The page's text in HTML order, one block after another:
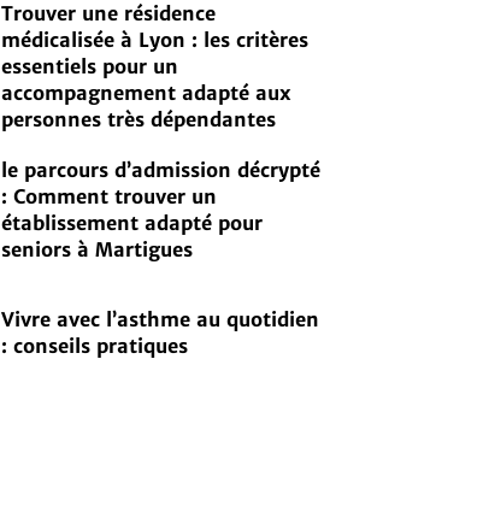
Trouver une résidence
médicalisée à Lyon : les critères
essentiels pour un
accompagnement adapté aux
personnes très dépendantes
le parcours d’admission décrypté
: Comment trouver un
établissement adapté pour
seniors à Martigues
Vivre avec l’asthme au quotidien
: conseils pratiques